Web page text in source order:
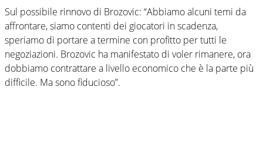
Sul possibile rinnovo di Brozovic: “Abbiamo alcuni temi da
affrontare, siamo contenti dei giocatori in scadenza,
speriamo di portare a termine con profitto per tutti le
negoziazioni. Brozovic ha manifestato di voler rimanere, ora
dobbiamo contrattare a livello economico che è la parte più
difficile. Ma sono fiducioso”.